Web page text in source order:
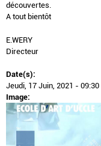
découvertes.
A tout bientôt
E.WERY
Directeur
Date(s):
Jeudi, 17 Juin, 2021 - 09:30
Image: